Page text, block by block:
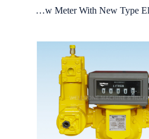
LPG Positive Displacement Flow Meter With New Type Electronic Register